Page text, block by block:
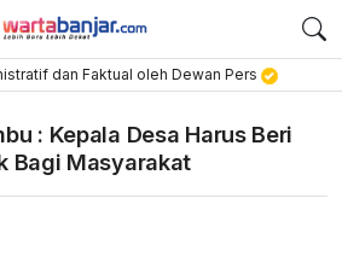
dan Faktual oleh Dewan Pers
: Kepala Desa Harus Beri
Bagi Masyarakat